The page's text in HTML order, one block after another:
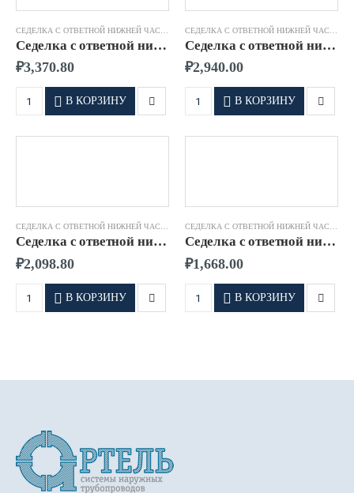
Седелка с ответной нижней частью 160×32 SDR 11 RADIUS
₽3,370.80
В КОРЗИНУ
Седелка с ответной нижней частью 160×63 SDR 11 RADIUS
₽2,940.00
В КОРЗИНУ
СЕДЕЛКА С ОТВЕТНОЙ НИЖНЕЙ ЧАСТЬЮ RADIUS
Седелка с ответной нижней частью 63×32 SDR 11 RADIUS
₽2,098.80
В КОРЗИНУ
СЕДЕЛКА С ОТВЕТНОЙ НИЖНЕЙ ЧАСТЬЮ RADIUS
Седелка с ответной нижней частью 63×63 SDR 11 RADIUS
₽1,668.00
В КОРЗИНУ